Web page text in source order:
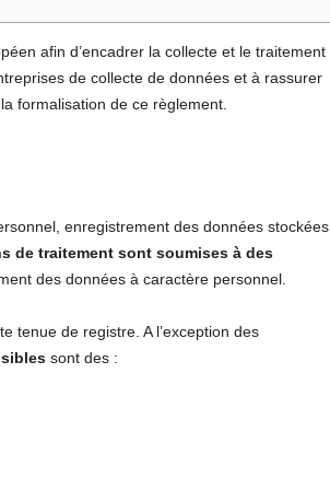
afin d’encadrer la collecte et le traitement
de collecte de données et à rassurer
formalisation de ce règlement.
enregistrement des données stockées,
de traitement sont soumises à des
des données à caractère personnel.
tenue de registre. A l’exception des
sont des :